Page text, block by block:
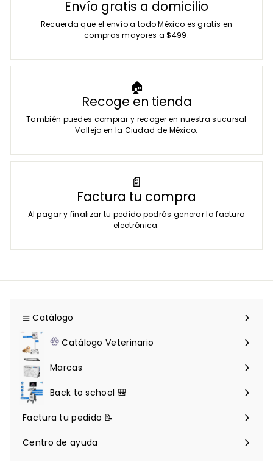
Envío gratis a domicilio
Recuerda que el envío a todo México es gratis en
compras mayores a $499.
🏠
Recoge en tienda
También puedes comprar y recoger en nuestra sucursal
Vallejo en la Ciudad de México.
📄
Factura tu compra
Al pagar y finalizar tu pedido podrás generar la factura
electrónica.
Catálogo
Expandir
menú
Catálogo Veterinario
Expandir
menú
Marcas
Back to school 🎒
Factura tu pedido 📝
Centro de ayuda
Expandir